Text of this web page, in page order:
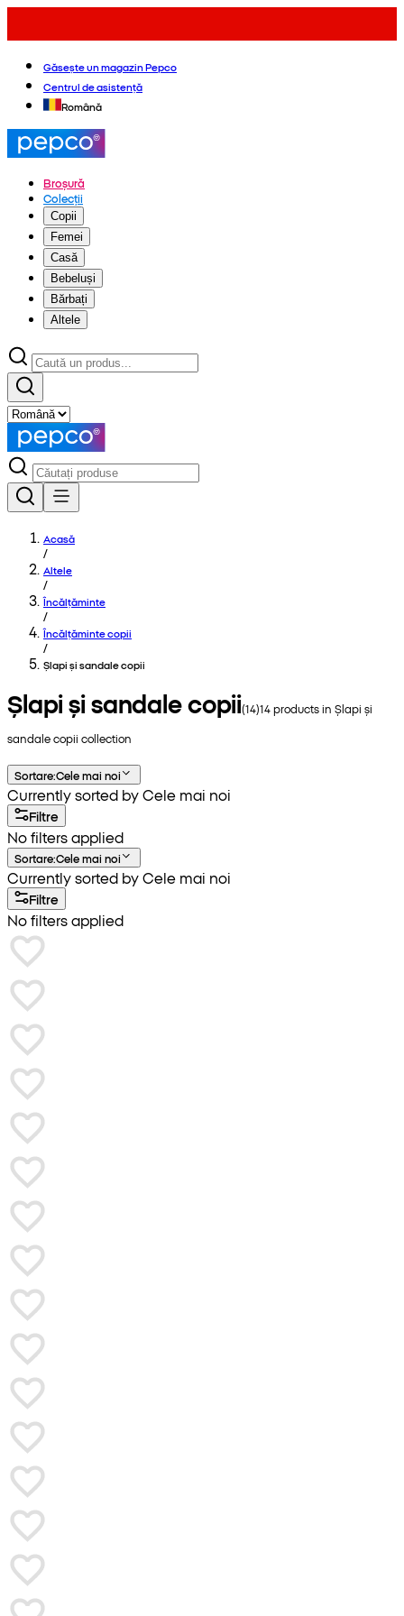
Găsește un magazin Pepco
Centrul de asistență
Română
Broșură
Colecții
Copii
Femei
Casă
Bebeluși
Bărbați
Altele
Acasă
/
Altele
/
Încălțăminte
/
Încălțăminte copii
/
Șlapi și sandale copii
Șlapi și sandale copii(14)14products inȘlapi și
sandale copii collection
Sortare:Cele mai noi
Currently sorted by Cele mai noi
Filtre
No filters applied
Sortare:Cele mai noi
Currently sorted by Cele mai noi
Filtre
No filters applied